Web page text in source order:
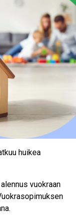
huikea
vuokraan